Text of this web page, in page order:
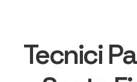
Tecnici